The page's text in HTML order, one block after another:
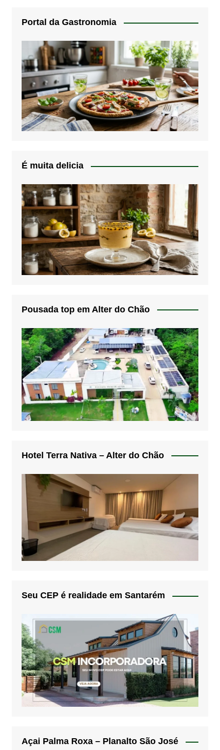
Portal da Gastronomia
É muita delicia
Pousada top em Alter do Chão
Hotel Terra Nativa – Alter do Chão
Seu CEP é realidade em Santarém
Açai Palma Roxa – Planalto São José